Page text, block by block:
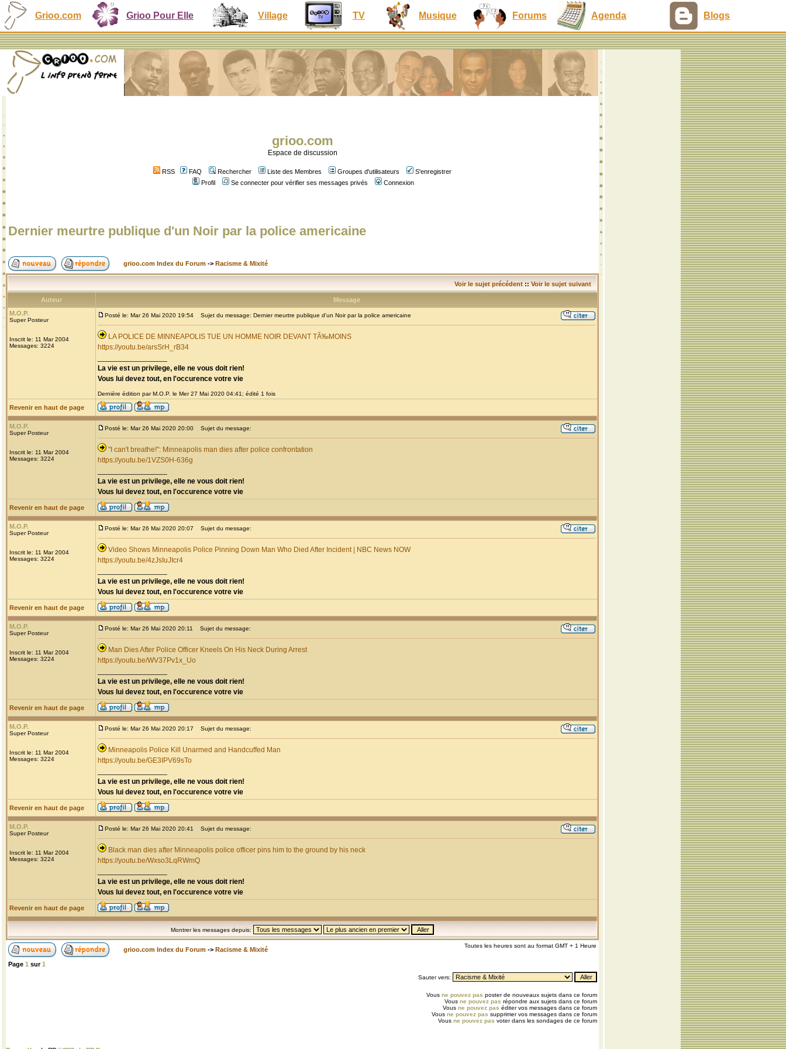
Grioo.com Grioo Pour Elle Village TV Musique Forums Agenda Blogs
grioo.com
Espace de discussion
RSS FAQ Rechercher Liste des Membres Groupes d'utilisateurs
S'enregistrer
Profil
Se connecter pour vérifier ses messages privés Connexion
Dernier meurtre publique d'un Noir par la police americaine
grioo.com Index du Forum -> Racisme & Mixité
Voir le sujet précédent :: Voir le sujet suivant
Auteur
Message
M.O.P.
Super Posteur
Inscrit le: 11 Mar 2004
Messages: 3224
Posté le: Mar 26 Mai 2020 19:54 Sujet du message: Dernier meurtre publique d'un Noir par la police americaine
LA POLICE DE MINNEAPOLIS TUE UN HOMME NOIR DEVANT TÃ‰MOINS
https://youtu.be/arsSrH_rB34
La vie est un privilege, elle ne vous doit rien!
Vous lui devez tout, en l'occurence votre vie
Dernière édition par M.O.P. le Mer 27 Mai 2020 04:41; édité 1 fois
Revenir en haut de page
M.O.P.
Super Posteur
Inscrit le: 11 Mar 2004
Messages: 3224
Posté le: Mar 26 Mai 2020 20:00 Sujet du message:
"I can't breathe!": Minneapolis man dies after police confrontation
https://youtu.be/1VZS0H-636g
La vie est un privilege, elle ne vous doit rien!
Vous lui devez tout, en l'occurence votre vie
Revenir en haut de page
M.O.P.
Super Posteur
Inscrit le: 11 Mar 2004
Messages: 3224
Posté le: Mar 26 Mai 2020 20:07 Sujet du message:
Video Shows Minneapolis Police Pinning Down Man Who Died After Incident | NBC News NOW
https://youtu.be/4zJsIuJIcr4
La vie est un privilege, elle ne vous doit rien!
Vous lui devez tout, en l'occurence votre vie
Revenir en haut de page
M.O.P.
Super Posteur
Inscrit le: 11 Mar 2004
Messages: 3224
Posté le: Mar 26 Mai 2020 20:11 Sujet du message:
Man Dies After Police Officer Kneels On His Neck During Arrest
https://youtu.be/WV37Pv1x_Uo
La vie est un privilege, elle ne vous doit rien!
Vous lui devez tout, en l'occurence votre vie
Revenir en haut de page
M.O.P.
Super Posteur
Inscrit le: 11 Mar 2004
Messages: 3224
Posté le: Mar 26 Mai 2020 20:17 Sujet du message:
Minneapolis Police Kill Unarmed and Handcuffed Man
https://youtu.be/GE3IPV69sTo
La vie est un privilege, elle ne vous doit rien!
Vous lui devez tout, en l'occurence votre vie
Revenir en haut de page
M.O.P.
Super Posteur
Inscrit le: 11 Mar 2004
Messages: 3224
Posté le: Mar 26 Mai 2020 20:41 Sujet du message:
Black man dies after Minneapolis police officer pins him to the ground by his neck
https://youtu.be/Wxso3LqRWmQ
La vie est un privilege, elle ne vous doit rien!
Vous lui devez tout, en l'occurence votre vie
Revenir en haut de page
Montrer les messages depuis:
grioo.com Index du Forum -> Racisme & Mixité
Toutes les heures sont au format GMT + 1 Heure
Page 1 sur1
Sauter vers:
Vous ne pouvez pas poster de nouveaux sujets dans ce forum
Vous ne pouvez pas répondre aux sujets dans ce forum
Vous ne pouvez pas éditer vos messages dans ce forum
Vous ne pouvez pas supprimer vos messages dans ce forum
Vous ne pouvez pas voter dans les sondages de ce forum